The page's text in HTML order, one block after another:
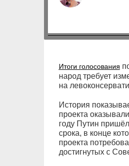
Итоги голосования
народ требует
на
История
проекта
году Путин
срока, в конце
проекта
достигнутых с